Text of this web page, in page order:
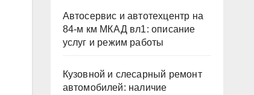
Автосервис и автотехцентр на
84-м км МКАД вл1: описание
услуг и режим работы
Кузовной и слесарный ремонт
автомобилей: наличие